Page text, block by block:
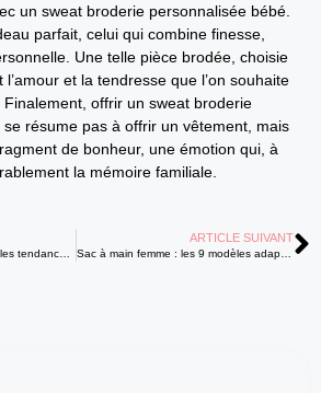
un sweat broderie personnalisée bébé.
parfait, celui qui combine finesse,
Une telle pièce brodée, choisie
et la tendresse que l’on souhaite
offrir un sweat broderie
résume pas à offrir un vêtement, mais
de bonheur, une émotion qui, à
la mémoire familiale.
ARTICLE SUIVANT
Sac à main femme : les 9 modèles adaptés à la vie de maman